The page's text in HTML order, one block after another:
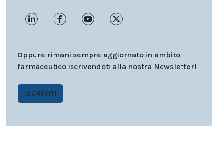
Oppure rimani sempre aggiornato in ambito
farmaceutico iscrivendoti alla nostra Newsletter!
ISCRIVITI